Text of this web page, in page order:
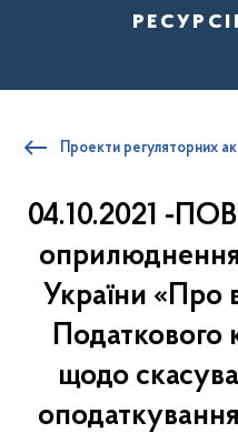
Проекти регуляторних
04.10.2021 -
України «Про
Податкового
щодо